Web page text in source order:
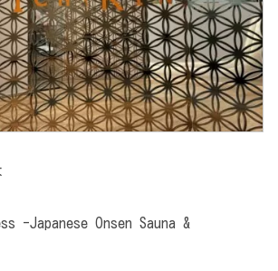
-Japanese Onsen Sauna &